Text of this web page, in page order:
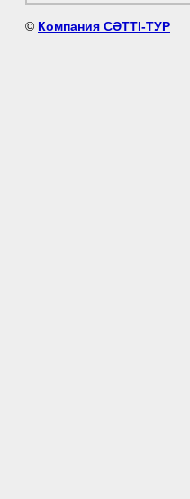
© Компания СӘТТІ-ТУР